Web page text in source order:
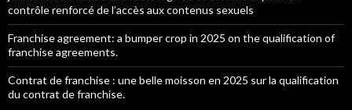
contrôle renforcé de l’accès aux contenus sexuels
Franchise agreement: a bumper crop in 2025 on the qualification of
franchise agreements.
Contrat de franchise : une belle moisson en 2025 sur la qualification
du contrat de franchise.